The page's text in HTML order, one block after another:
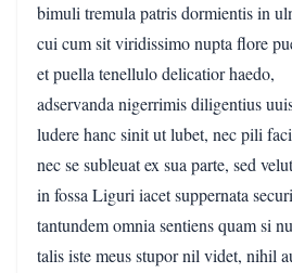
bimuli tremula patris dormientis in
cui cum sit viridissimo nupta flore
et puella tenellulo delicatior haedo,
adservanda nigerrimis diligentius
ludere hanc sinit ut lubet, nec pili
nec se subleuat ex sua parte, sed
in fossa Liguri iacet suppernata
tantundem omnia sentiens quam si
talis iste meus stupor nil videt, nihil